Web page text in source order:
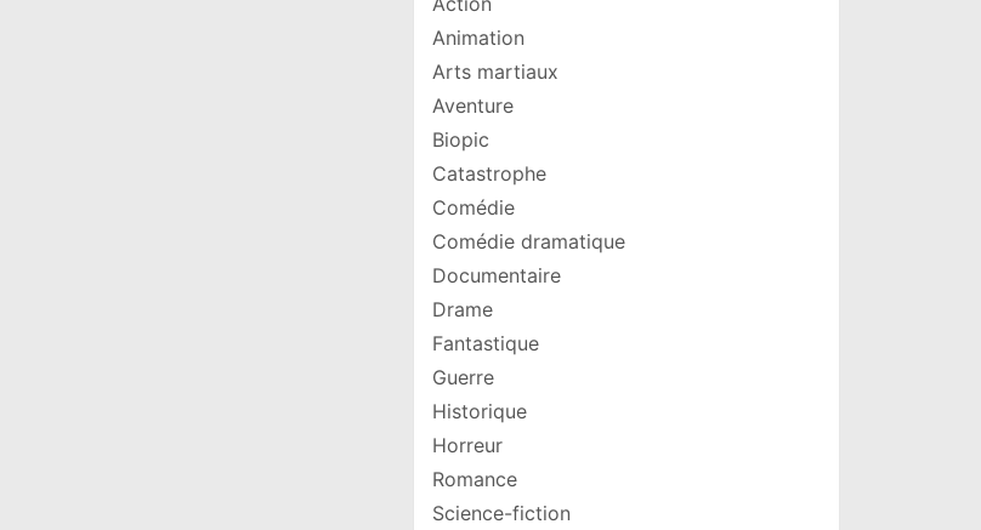
Animation
Arts martiaux
Aventure
Biopic
Catastrophe
Comédie
Comédie dramatique
Documentaire
Drame
Fantastique
Guerre
Historique
Horreur
Romance
Science-fiction